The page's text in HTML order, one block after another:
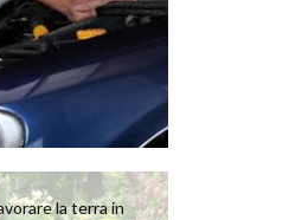
la terra in